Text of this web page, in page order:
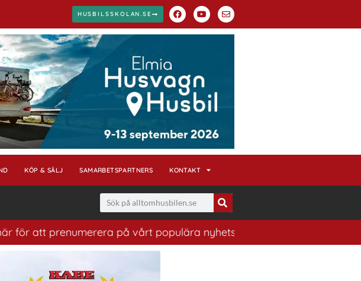
HUSBILSSKOLAN.SE
KÖP & SÄLJ SAMARBETSPARTNERS KONTAKT
att prenumerera på vårt populära nyhetsbrev. Ett bra sätt att ha koll